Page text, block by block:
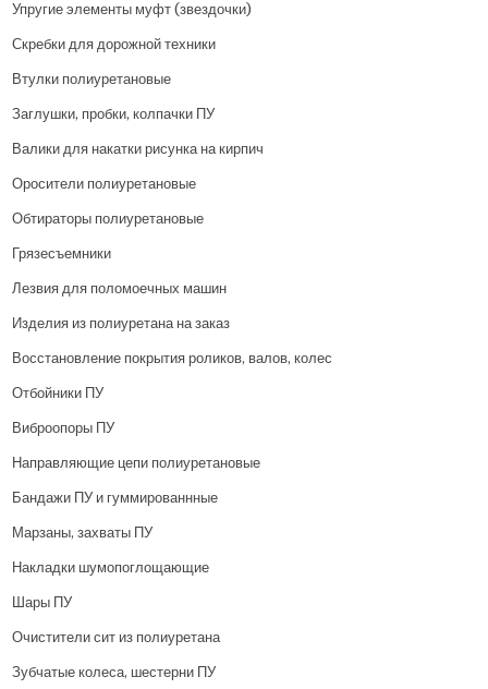
Упругие элементы муфт (звездочки)
Скребки для дорожной техники
Втулки полиуретановые
Заглушки, пробки, колпачки ПУ
Валики для накатки рисунка на кирпич
Оросители полиуретановые
Обтираторы полиуретановые
Грязесъемники
Лезвия для поломоечных машин
Изделия из полиуретана на заказ
Восстановление покрытия роликов, валов, колес
Отбойники ПУ
Виброопоры ПУ
Направляющие цепи полиуретановые
Бандажи ПУ и гуммированнные
Марзаны, захваты ПУ
Накладки шумопоглощающие
Шары ПУ
Очистители сит из полиуретана
Зубчатые колеса, шестерни ПУ